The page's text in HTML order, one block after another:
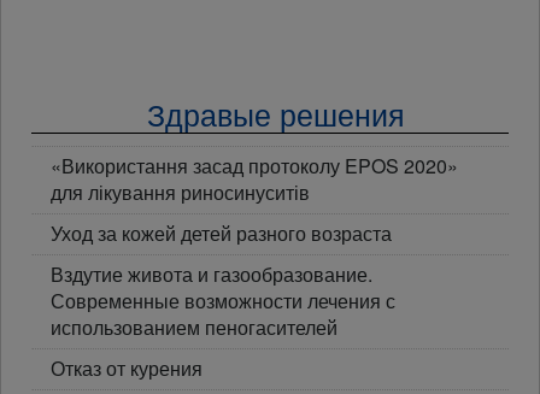
Здравые решения
«Використання засад протоколу EPOS 2020»
для лікування риносинуситів
Уход за кожей детей разного возраста
Вздутие живота и газообразование.
Современные возможности лечения с
использованием пеногасителей
Отказ от курения